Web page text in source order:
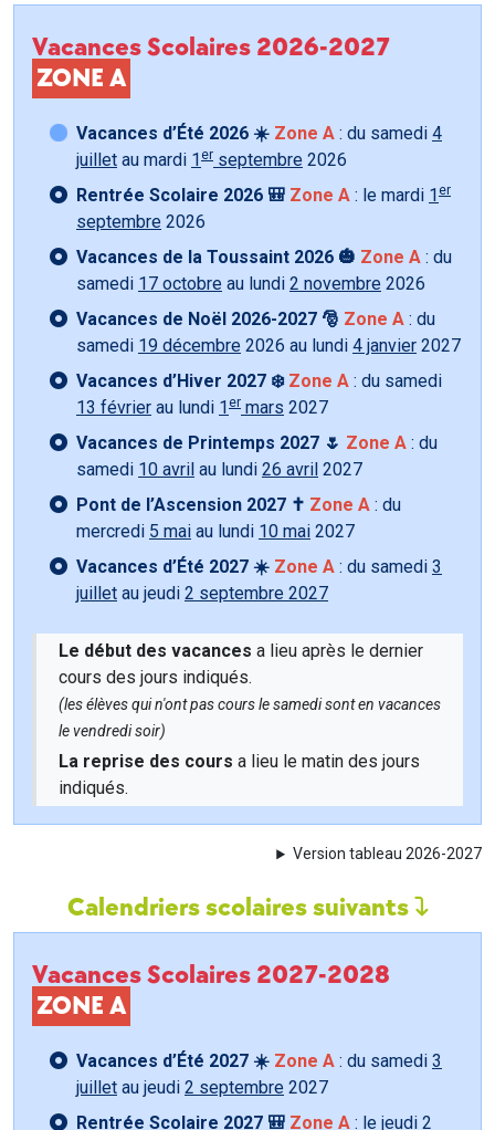
Vacances Scolaires 2026-2027
ZONE A
Vacances d’Été 2026 ☀️ Zone A : du samedi 4
juillet au mardi 1 er septembre 2026
Rentrée Scolaire 2026 🎒 Zone A : le mardi 1 er
septembre 2026
Vacances de la Toussaint 2026 🎃 Zone A : du
samedi 17 octobre au lundi 2 novembre 2026
Vacances de Noël 2026-2027 🎅 Zone A : du
samedi 19 décembre 2026 au lundi 4 janvier 2027
Vacances d’Hiver 2027 ❄️ Zone A : du samedi
13 février au lundi 1 er mars 2027
Vacances de Printemps 2027 🌷 Zone A : du
samedi 10 avril au lundi 26 avril 2027
Pont de l’Ascension 2027 ✝️ Zone A : du
mercredi 5 mai au lundi 10 mai 2027
Vacances d’Été 2027 ☀️ Zone A : du samedi 3
juillet au jeudi 2 septembre 2027
Le début des vacances a lieu après le dernier
cours des jours indiqués.
(les élèves qui n'ont pas cours le samedi sont en vacances
le vendredi soir)
La reprise des cours a lieu le matin des jours
indiqués.
Version tableau 2026-2027
Calendriers scolaires suivants
Vacances Scolaires 2027-2028
ZONE A
Vacances d’Été 2027 ☀️ Zone A : du samedi 3
juillet au jeudi 2 septembre 2027
Rentrée Scolaire 2027 🎒 Zone A : le jeudi 2